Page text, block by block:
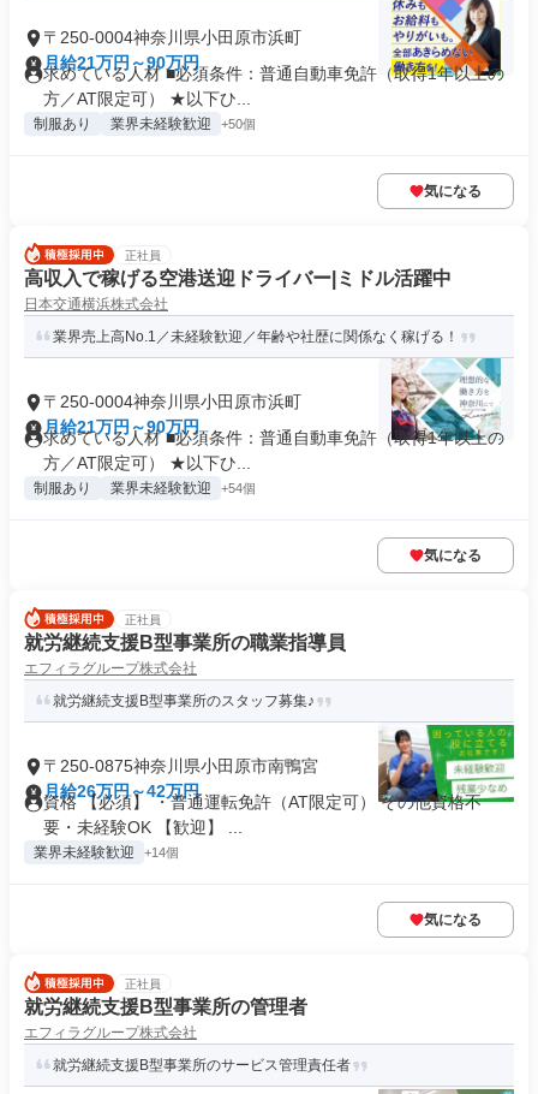
〒250-0004神奈川県小田原市浜町
月給21万円～90万円
求めている人材 ■必須条件：普通自動車免許（取得1年以上の
方／AT限定可） ★以下ひ...
制服あり 業界未経験歓迎 +50個
気になる
正社員
高収入で稼げる空港送迎ドライバー|ミドル活躍中
日本交通横浜株式会社
業界売上高No.1／未経験歓迎／年齢や社歴に関係なく稼げる！
〒250-0004神奈川県小田原市浜町
月給21万円～90万円
求めている人材 ■必須条件：普通自動車免許（取得1年以上の
方／AT限定可） ★以下ひ...
制服あり 業界未経験歓迎 +54個
気になる
正社員
就労継続支援B型事業所の職業指導員
エフィラグループ株式会社
就労継続支援B型事業所のスタッフ募集♪
〒250-0875神奈川県小田原市南鴨宮
月給26万円～42万円
資格 【必須】 ・普通運転免許（AT限定可） その他資格不
要・未経験OK 【歓迎】 ...
業界未経験歓迎 +14個
気になる
正社員
就労継続支援B型事業所の管理者
エフィラグループ株式会社
就労継続支援B型事業所のサービス管理責任者